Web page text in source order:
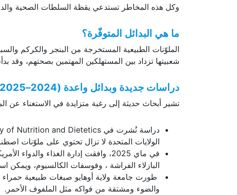
وكل هذه المخاطر تستدعي يقظة السلطات الصحية
ما هي البدائل المتوفّرة؟
الملوّنات الطبيعية المستخرجة من البنجر والكركم
شعبيتها تزداد بين المستهلكين المهتمين بصحتهم، وقد
دراسات جديدة وبدائل واعدة (2024–2025)
تشير أبحاث حديثة إلى رغبة متزايدة في الاستغناء عن
الولايات المتحدة لا تزال تحتوي على ملوّنات
البازلاء الفراشة ، وفوسفات الكالسيوم،
والضوء ومشتقة من فواكه مثل الملفوف الأحمر.